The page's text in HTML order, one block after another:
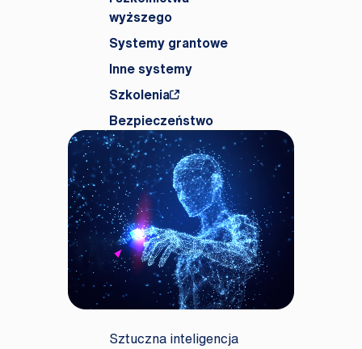
wyższego
Systemy grantowe
Inne systemy
Szkolenia
Bezpieczeństwo
Sztuczna inteligencja